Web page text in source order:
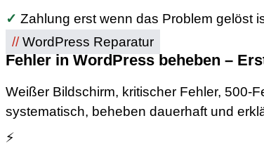
✓ Zahlung erst wenn das Problem gelöst
//WordPress Reparatur
Fehler in WordPress beheben –
Weißer Bildschirm, kritischer Fehler, 500-
systematisch, beheben dauerhaft und
⚡